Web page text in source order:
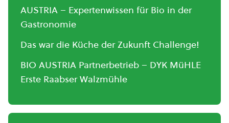
AUSTRIA – Expertenwissen für Bio in der
Gastronomie
Das war die Küche der Zukunft Challenge!
BIO AUSTRIA Partnerbetrieb – DYK MüHLE
Erste Raabser Walzmühle